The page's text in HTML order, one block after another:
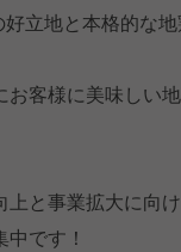
立地と本格的な
客様に美味しい
と事業拡大に向
です！